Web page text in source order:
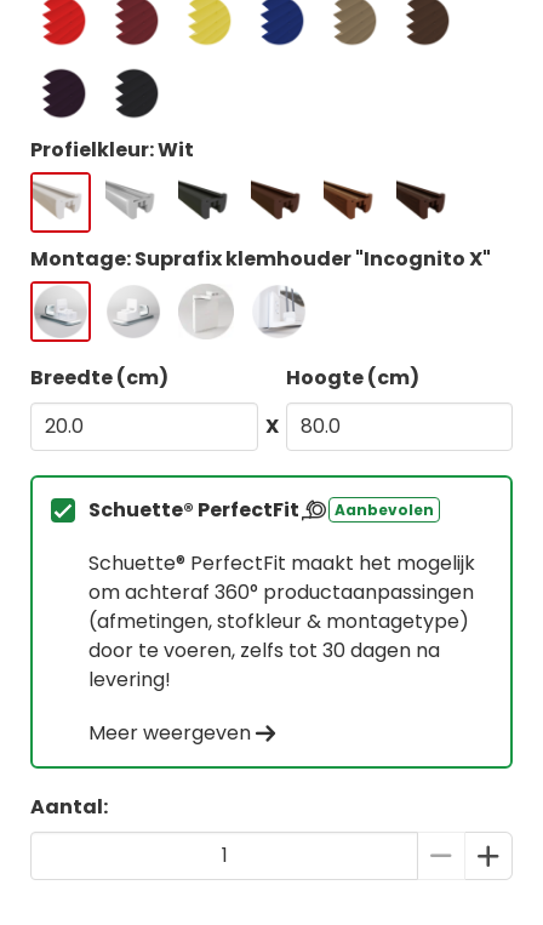
Profielkleur: Wit
Montage: Suprafix klemhouder "Incognito X"
Breedte (cm)
X
Hoogte (cm)
Schuette® PerfectFit Aanbevolen
Schuette® PerfectFit maakt het mogelijk
om achteraf 360° productaanpassingen
(afmetingen, stofkleur & montagetype)
door te voeren, zelfs tot 30 dagen na
levering!
Meer weergeven
Aantal: